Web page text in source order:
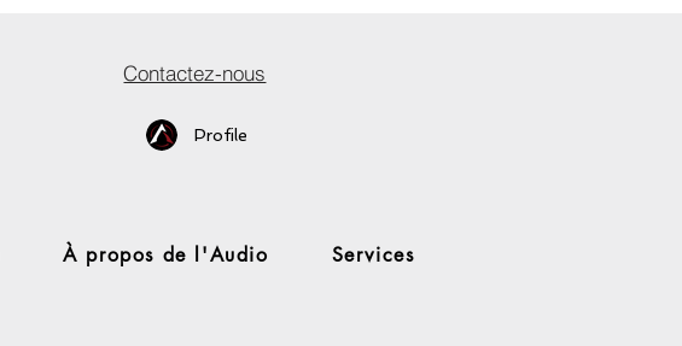
Contactez-nous
Profile
À propos de l'Audio Services